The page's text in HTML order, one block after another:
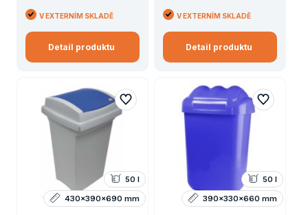
V EXTERNÍM SKLADĚ
Detail produktu
V EXTERNÍM SKLADĚ
Detail produktu
50 l
430x390x690 mm
50 l
390x330x660 mm